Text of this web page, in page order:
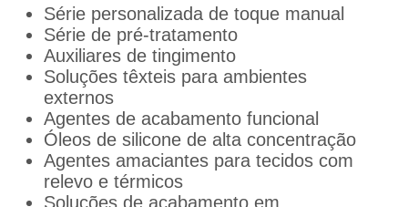
Série personalizada de toque manual
Série de pré-tratamento
Auxiliares de tingimento
Soluções têxteis para ambientes
externos
Agentes de acabamento funcional
Óleos de silicone de alta concentração
Agentes amaciantes para tecidos com
relevo e térmicos
Soluções de acabamento em